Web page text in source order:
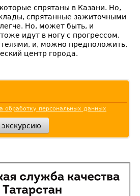
спрятаны в Казани. Но,
спрятанные зажиточными
Но, может быть, и
идут в ногу с прогрессом,
и, можно предположить,
центр города.
обработку персональных данных